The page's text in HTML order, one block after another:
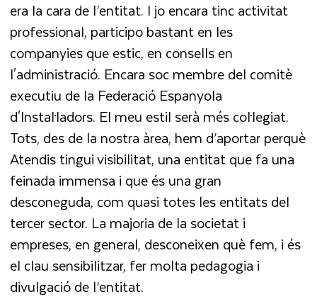
era la cara de l’entitat. I jo encara tinc activitat
professional, participo bastant en les
companyies que estic, en consells en
l'administració. Encara soc membre del comitè
executiu de la Federació Espanyola
d'Instal·ladors. El meu estil serà més col·legiat.
Tots, des de la nostra àrea, hem d’aportar perquè
Atendis tingui visibilitat, una entitat que fa una
feinada immensa i que és una gran
desconeguda, com quasi totes les entitats del
tercer sector. La majoria de la societat i
empreses, en general, desconeixen què fem, i és
el clau sensibilitzar, fer molta pedagogia i
divulgació de l’entitat.